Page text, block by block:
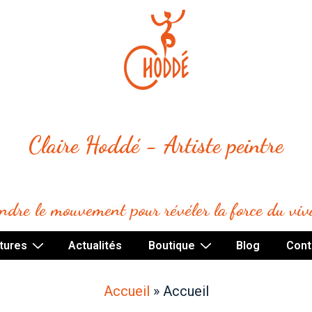
Claire Hoddé - Artiste peintre
le mouvement pour révéler la force du
Actualités Boutique Blog
Accueil » Accueil